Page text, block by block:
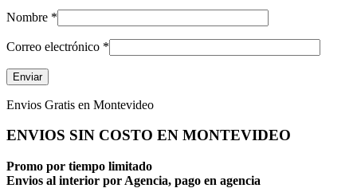
Nombre *
Correo electrónico *
Envios Gratis en Montevideo
ENVIOS SIN COSTO EN MONTEVIDEO
Promo por tiempo limitado
Envios al interior por Agencia, pago en agencia